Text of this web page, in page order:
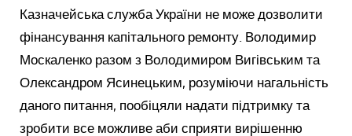
Казначейська служба України не може дозволити
фінансування капітального ремонту. Володимир
Москаленко разом з Володимиром Вигівським та
Олександром Ясинецьким, розуміючи нагальність
даного питання, пообіцяли надати підтримку та
зробити все можливе аби сприяти вирішенню